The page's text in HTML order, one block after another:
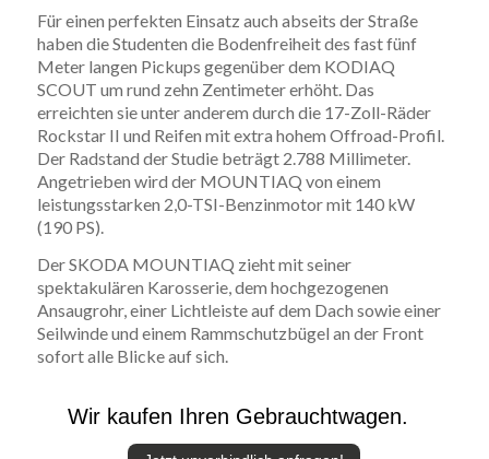
Für einen perfekten Einsatz auch abseits der Straße
haben die Studenten die Bodenfreiheit des fast fünf
Meter langen Pickups gegenüber dem KODIAQ
SCOUT um rund zehn Zentimeter erhöht. Das
erreichten sie unter anderem durch die 17-Zoll-Räder
Rockstar II und Reifen mit extra hohem Offroad-Profil.
Der Radstand der Studie beträgt 2.788 Millimeter.
Angetrieben wird der MOUNTIAQ von einem
leistungsstarken 2,0-TSI-Benzinmotor mit 140 kW
(190 PS).
Der SKODA MOUNTIAQ zieht mit seiner
spektakulären Karosserie, dem hochgezogenen
Ansaugrohr, einer Lichtleiste auf dem Dach sowie einer
Seilwinde und einem Rammschutzbügel an der Front
sofort alle Blicke auf sich.
Wir kaufen Ihren Gebrauchtwagen.